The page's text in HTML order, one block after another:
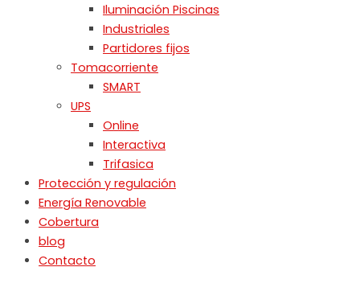
Iluminación Piscinas
Industriales
Partidores fijos
Tomacorriente
SMART
UPS
Online
Interactiva
Trifasica
Protección y regulación
Energía Renovable
Cobertura
blog
Contacto